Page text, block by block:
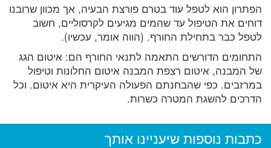
הפתרון הוא לטפל עוד בטרם פורצת הבעיה, אך מכוון שרובנו
דוחים את הטיפול עד שהמים מגיעים לקרסוליים, חשוב
לטפל כבר בתחילת החורף. (הווה אומר, עכשיו).
התחומים הדורשים התאמה לתנאי החורף הם: איטום הגג
של המבנה, איטום רצפת המבנה איטום החלונות וטיפול
במרזבים. כפי שהבחנתם הפעולה העיקרית היא איטום. וכל
הדרכים להשגת המטרה כשרות.
כתבות נוספות שיעניינו אותך